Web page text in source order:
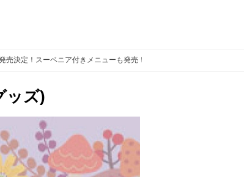
売決定！スーベニア付きメニューも発売！
ッズ)